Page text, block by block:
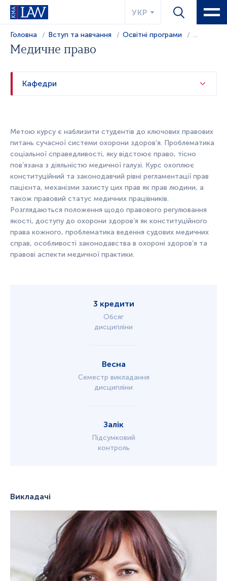
УКР
Головна Вступ та навчання Освітні програми ...
Медичне право
Кафедри
Метою курсу є наблизити студентів до ключових правових
питань сучасної системи охорони здоров’я. Проблематика
соціальної справедливості, яку відстоює право, тісно
пов’язана з діяльністю медичної галузі. Курс охоплює
конституційний та законодавчий рівні регламентації прав
пацієнта, механізми захисту цих прав як прав людини, а
також правовий статус медичних працівників.
Розглядаються положення щодо правового регулювання
якості, доступу до охорони здоров’я як конституційного
права кожного, проблематика ведення судових медичних
справ, особливості законодавства в охороні здоров’я та
правові аспекти медичної практики.
3 кредити
Обсяг
дисципліни
Весна
Семестр викладання
дисципліни
Залік
Підсумковий
контроль
Викладачі